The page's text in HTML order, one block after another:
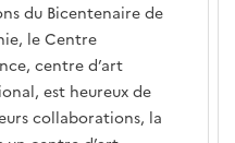
du Bicentenaire de
le Centre
centre d’art
est heureux de
collaborations, la